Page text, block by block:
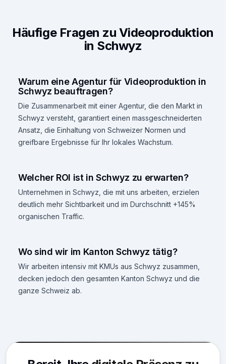
Häufige Fragen zu Videoproduktion
in Schwyz
Warum eine Agentur für Videoproduktion in
Schwyz beauftragen?
Die Zusammenarbeit mit einer Agentur, die den Markt in
Schwyz versteht, garantiert einen massgeschneiderten
Ansatz, die Einhaltung von Schweizer Normen und
greifbare Ergebnisse für Ihr lokales Wachstum.
Welcher ROI ist in Schwyz zu erwarten?
Unternehmen in Schwyz, die mit uns arbeiten, erzielen
deutlich mehr Sichtbarkeit und im Durchschnitt +145%
organischen Traffic.
Wo sind wir im Kanton Schwyz tätig?
Wir arbeiten intensiv mit KMUs aus Schwyz zusammen,
decken jedoch den gesamten Kanton Schwyz und die
ganze Schweiz ab.